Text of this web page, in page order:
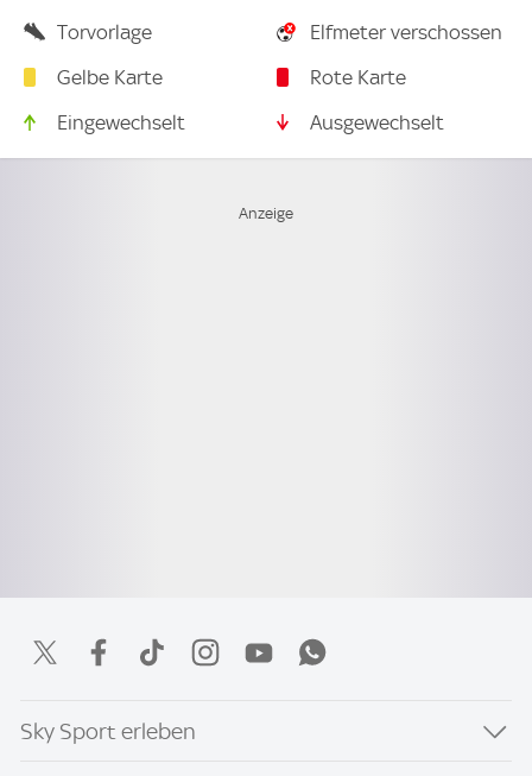
Torvorlage
Elfmeter verschossen
Gelbe Karte
Rote Karte
Eingewechselt
Ausgewechselt
Sky Sport erleben